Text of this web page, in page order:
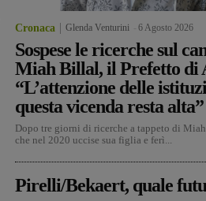
Cronaca Glenda Venturini 6 Agosto 2026
Sospese le ricerche sul
Miah Billal, il Prefetto di
“L’attenzione delle
questa vicenda resta alta”
Dopo tre giorni di ricerche a tappeto di
che nel 2020 uccise sua figlia e ferì...
Pirelli/Bekaert, quale